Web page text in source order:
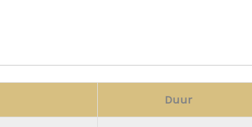
Duur